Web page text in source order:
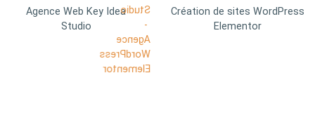
Agence Web Key Idea
Studio
Création de sites WordPress
Elementor